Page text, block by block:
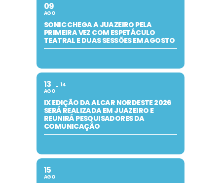
09
AGO
SONIC CHEGA A JUAZEIRO PELA
PRIMEIRA VEZ COM ESPETÁCULO
TEATRAL E DUAS SESSÕES EM AGOSTO
13
AGO
14
IX EDIÇÃO DA ALCAR NORDESTE 2026
SERÁ REALIZADA EM JUAZEIRO E
REUNIRÁ PESQUISADORES DA
COMUNICAÇÃO
15
AGO